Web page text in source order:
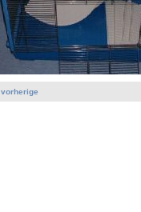
vorherige